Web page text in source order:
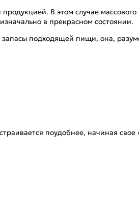
В этом случае
в прекрасном состоянии.
подходящей пищи, она,
поудобнее, начиная свое